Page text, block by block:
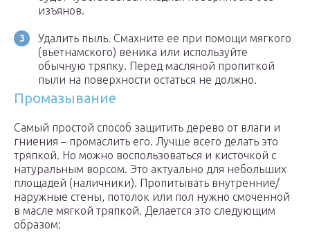
изъянов.
Удалить пыль. Смахните ее при помощи мягкого
(вьетнамского) веника или используйте
обычную тряпку. Перед масляной пропиткой
пыли на поверхности остаться не должно.
Промазывание
Самый простой способ защитить дерево от влаги и
гниения – промаслить его. Лучше всего делать это
тряпкой. Но можно воспользоваться и кисточкой с
натуральным ворсом. Это актуально для небольших
площадей (наличники). Пропитывать внутренние/
наружные стены, потолок или пол нужно смоченной
в масле мягкой тряпкой. Делается это следующим
образом: